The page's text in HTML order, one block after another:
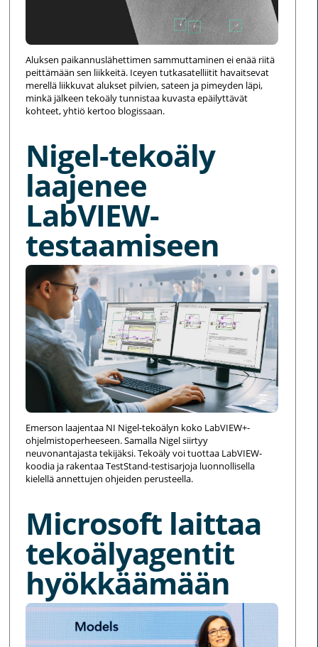
Aluksen paikannuslähettimen sammuttaminen ei enää riitä
peittämään sen liikkeitä. Iceyen tutkasatelliitit havaitsevat
merellä liikkuvat alukset pilvien, sateen ja pimeyden läpi,
minkä jälkeen tekoäly tunnistaa kuvasta epäilyttävät
kohteet, yhtiö kertoo blogissaan.
Nigel-tekoäly
laajenee
LabVIEW-
testaamiseen
Emerson laajentaa NI Nigel-tekoälyn koko LabVIEW+-
ohjelmistoperheeseen. Samalla Nigel siirtyy
neuvonantajasta tekijäksi. Tekoäly voi tuottaa LabVIEW-
koodia ja rakentaa TestStand-testisarjoja luonnollisella
kielellä annettujen ohjeiden perusteella.
Microsoft laittaa
tekoälyagentit
hyökkäämään